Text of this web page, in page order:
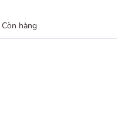
Còn hàng